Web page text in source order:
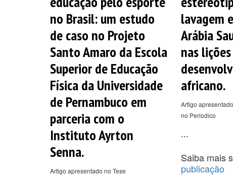
no Brasil: um estudo
de caso no Projeto
Santo Amaro da Escola
Superior de Educação
Física da Universidade
de Pernambuco em
parceria com o
Instituto Ayrton
Senna.
Artigo apresentado no Tese
lavagem
Arábia
nas
africano.
Artigo
no Periodico
...
Saiba mais
publicação